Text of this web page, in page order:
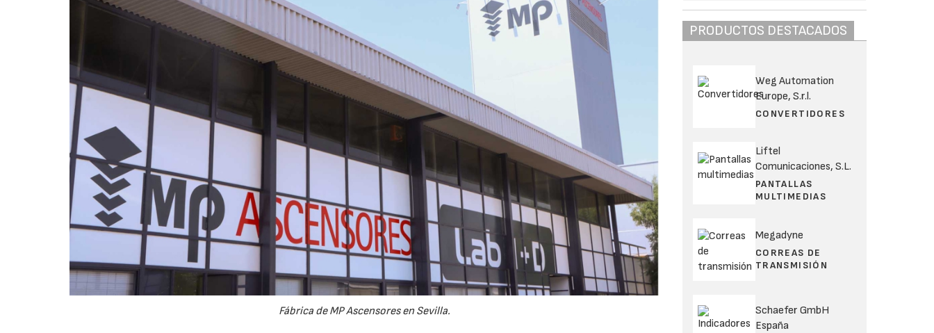
Fábrica de MP Ascensores en Sevilla.
PRODUCTOS DESTACADOS
Weg Automation
Europe, S.r.l.
CONVERTIDORES
Liftel
Comunicaciones, S.L.
PANTALLAS
MULTIMEDIAS
Megadyne
CORREAS DE
TRANSMISIÓN
Schaefer GmbH
España